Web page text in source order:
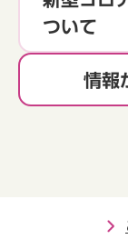
ついて
情報